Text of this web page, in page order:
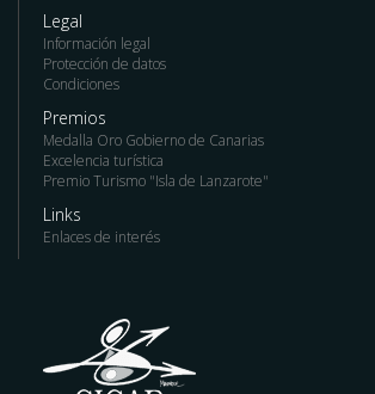
Legal
Información legal
Protección de datos
Condiciones
Premios
Medalla Oro Gobierno de Canarias
Excelencia turística
Premio Turismo "Isla de Lanzarote"
Links
Enlaces de interés